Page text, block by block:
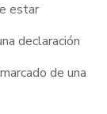
estar
declaración
de una